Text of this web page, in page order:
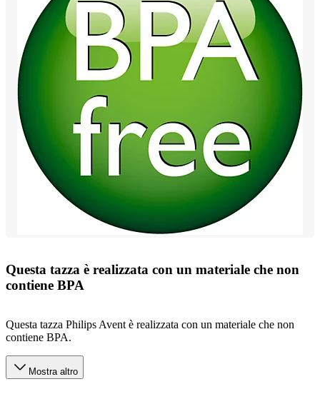
Questa tazza è realizzata con un materiale che non
contiene BPA
Questa tazza Philips Avent è realizzata con un materiale che non
contiene BPA.
Mostra altro